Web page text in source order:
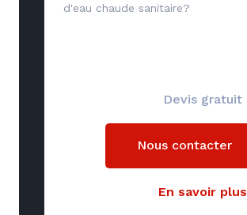
d'eau chaude sanitaire?
Devis gratuit
Nous contacter
En savoir plus